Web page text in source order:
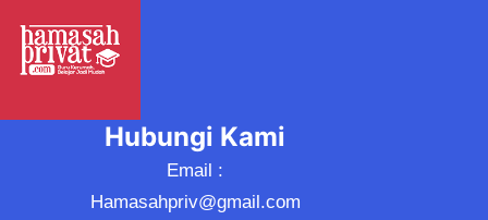
Hubungi Kami
Email :
Hamasahpriv@gmail.com